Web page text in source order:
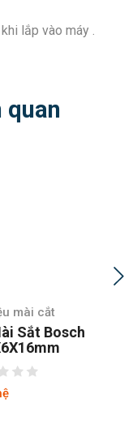
lắp vào máy .
quan
mài cắt
Sắt Bosch